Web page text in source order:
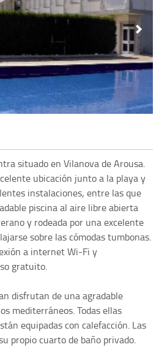
situado en Vilanova de Arousa.
ubicación junto a la playa y
instalaciones, entre las que
piscina al aire libre abierta
y rodeada por una excelente
sobre las cómodas tumbonas.
a internet Wi-Fi y
gratuito.
disfrutan de una agradable
mediterráneos. Todas ellas
equipadas con calefacción. Las
propio cuarto de baño privado.